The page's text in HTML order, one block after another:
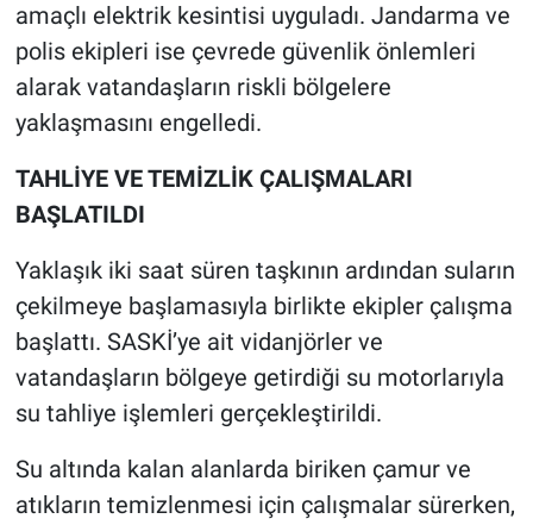
amaçlı elektrik kesintisi uyguladı. Jandarma ve
polis ekipleri ise çevrede güvenlik önlemleri
alarak vatandaşların riskli bölgelere
yaklaşmasını engelledi.
TAHLİYE VE TEMİZLİK ÇALIŞMALARI
BAŞLATILDI
Yaklaşık iki saat süren taşkının ardından suların
çekilmeye başlamasıyla birlikte ekipler çalışma
başlattı. SASKİ’ye ait vidanjörler ve
vatandaşların bölgeye getirdiği su motorlarıyla
su tahliye işlemleri gerçekleştirildi.
Su altında kalan alanlarda biriken çamur ve
atıkların temizlenmesi için çalışmalar sürerken,